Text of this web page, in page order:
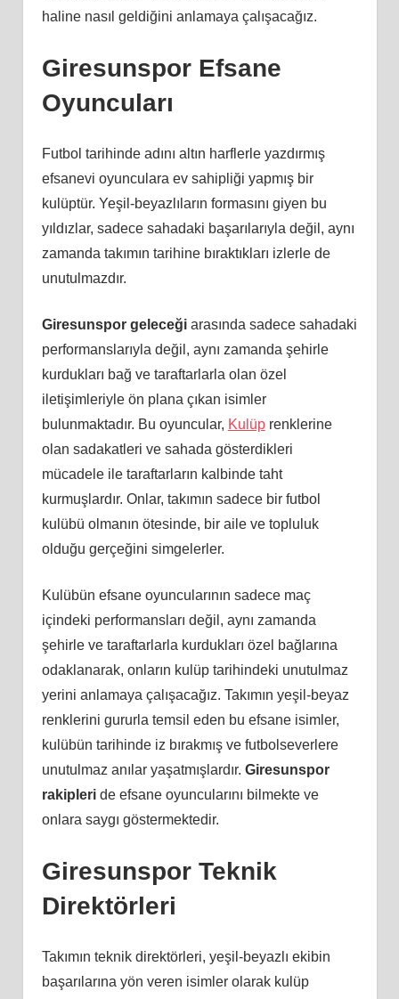
haline nasıl geldiğini anlamaya çalışacağız.
Giresunspor Efsane
Oyuncuları
Futbol tarihinde adını altın harflerle yazdırmış
efsanevi oyunculara ev sahipliği yapmış bir
kulüptür. Yeşil-beyazlıların formasını giyen bu
yıldızlar, sadece sahadaki başarılarıyla değil, aynı
zamanda takımın tarihine bıraktıkları izlerle de
unutulmazdır.
Giresunspor geleceğiarasında sadece sahadaki
performanslarıyla değil, aynı zamanda şehirle
kurdukları bağ ve taraftarlarla olan özel
iletişimleriyle ön plana çıkan isimler
bulunmaktadır. Bu oyuncular, Kulüprenklerine
olan sadakatleri ve sahada gösterdikleri
mücadele ile taraftarların kalbinde taht
kurmuşlardır. Onlar, takımın sadece bir futbol
kulübü olmanın ötesinde, bir aile ve topluluk
olduğu gerçeğini simgelerler.
Kulübün efsane oyuncularının sadece maç
içindeki performansları değil, aynı zamanda
şehirle ve taraftarlarla kurdukları özel bağlarına
odaklanarak, onların kulüp tarihindeki unutulmaz
yerini anlamaya çalışacağız. Takımın yeşil-beyaz
renklerini gururla temsil eden bu efsane isimler,
kulübün tarihinde iz bırakmış ve futbolseverlere
unutulmaz anılar yaşatmışlardır. Giresunspor
rakipleride efsane oyuncularını bilmekte ve
onlara saygı göstermektedir.
Giresunspor Teknik
Direktörleri
Takımın teknik direktörleri, yeşil-beyazlı ekibin
başarılarına yön veren isimler olarak kulüp